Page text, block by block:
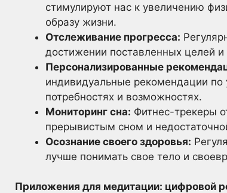
стимулируют нас к увеличению
образу жизни.
Отслеживание прогресса:
достижении поставленных целей
Персонализированные
индивидуальные рекомендации
потребностях и возможностях.
Мониторинг сна: Фитнес-трекеры
прерывистым сном и
Осознание своего здоровья:
лучше понимать свое тело и
Приложения для медитации: цифровой